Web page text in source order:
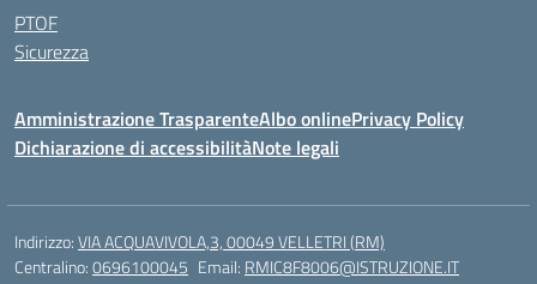
PTOF
Sicurezza
Amministrazione TrasparenteAlbo onlinePrivacy Policy
Dichiarazione di accessibilitàNote legali
Indirizzo:VIA ACQUAVIVOLA,3, 00049 VELLETRI (RM)
Centralino:0696100045 Email: RMIC8F8006@ISTRUZIONE.IT